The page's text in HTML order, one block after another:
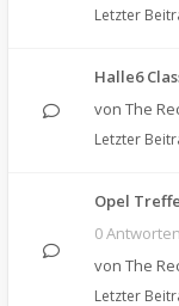
Letzter
Halle6
von The
Letzter
Opel
0
von The
Letzter